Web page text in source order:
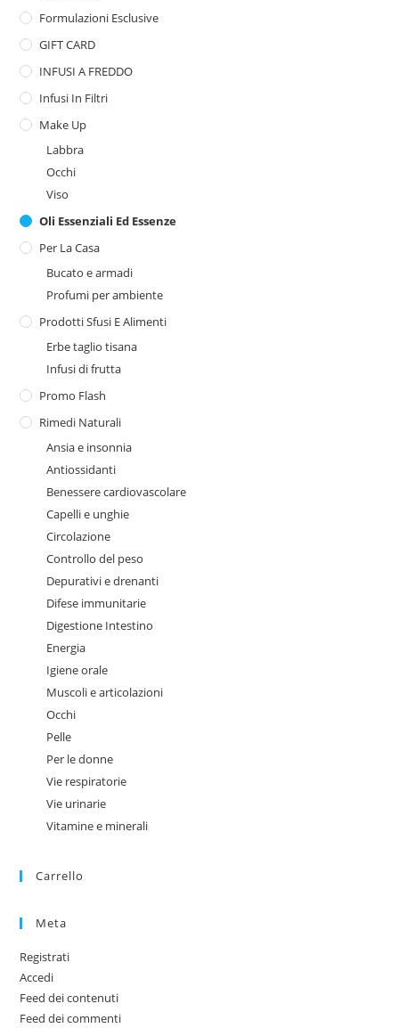
Formulazioni Esclusive
GIFT CARD
INFUSI A FREDDO
Infusi In Filtri
Make Up
Labbra
Occhi
Viso
Oli Essenziali Ed Essenze
Per La Casa
Bucato e armadi
Profumi per ambiente
Prodotti Sfusi E Alimenti
Erbe taglio tisana
Infusi di frutta
Promo Flash
Rimedi Naturali
Ansia e insonnia
Antiossidanti
Benessere cardiovascolare
Capelli e unghie
Circolazione
Controllo del peso
Depurativi e drenanti
Difese immunitarie
Digestione Intestino
Energia
Igiene orale
Muscoli e articolazioni
Occhi
Pelle
Per le donne
Vie respiratorie
Vie urinarie
Vitamine e minerali
Carrello
Meta
Registrati
Accedi
Feed dei contenuti
Feed dei commenti